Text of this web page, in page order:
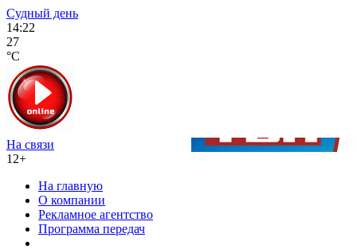
Судный день
14:22
27
°C
На связи
12+
На главную
О компании
Рекламное агентство
Программа передач